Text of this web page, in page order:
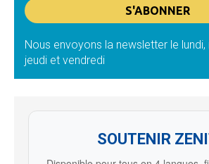
Nous envoyons la newsletter le
jeudi et vendredi
SOUTENIR